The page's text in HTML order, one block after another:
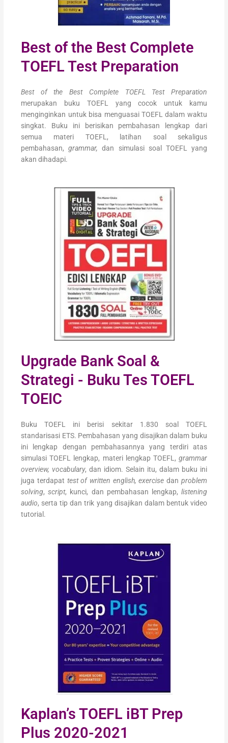
Best of the Best Complete
TOEFL Test Preparation
Best of the Best Complete TOEFL Test Preparation
merupakan buku TOEFL yang cocok untuk kamu
menginginkan untuk bisa menguasai TOEFL dalam waktu
singkat. Buku ini berisikan pembahasan lengkap dari
semua materi TOEFL, latihan soal sekaligus
pembahasan,grammar,dan simulasi soal TOEFL yang
akan dihadapi.
Upgrade Bank Soal &
Strategi - Buku Tes TOEFL
TOEIC
Buku TOEFL ini berisi sekitar 1.830 soal TOEFL
standarisasi ETS. Pembahasan yang disajikan dalam buku
ini lengkap dengan pembahasannya yang terdiri atas
simulasi TOEFL lengkap, materi lengkap TOEFL, grammar
overview, vocabulary, dan idiom. Selain itu, dalam buku ini
juga terdapat test of written english, exercisedan problem
solving,script, kunci, dan pembahasan lengkap, listening
audio, serta tip dan trik yang disajikan dalam bentuk video
tutorial.
Kaplan’s TOEFL iBT Prep
Plus 2020-2021